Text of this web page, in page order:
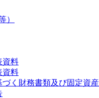
）
資料
資料
く財務書類及び固定資